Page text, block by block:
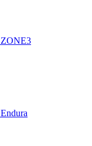
ZONE3
Endura